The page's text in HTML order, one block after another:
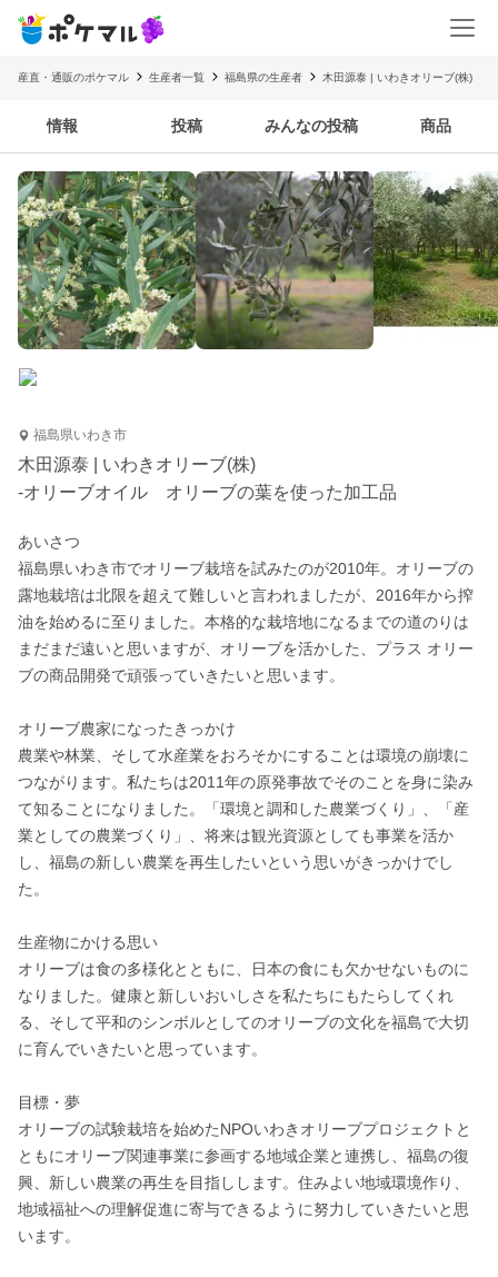
産直・通販のポケマル 生産者一覧 福島県の生産者 木田源泰 | いわきオリーブ(株)
情報 投稿 みんなの投稿 商品
福島県いわき市
木田源泰 | いわきオリーブ(株)
-オリーブオイル オリーブの葉を使った加工品
あいさつ
福島県いわき市でオリーブ栽培を試みたのが2010年。オリーブの
露地栽培は北限を超えて難しいと言われましたが、2016年から搾
油を始めるに至りました。本格的な栽培地になるまでの道のりは
まだまだ遠いと思いますが、オリーブを活かした、プラス オリー
ブの商品開発で頑張っていきたいと思います。
オリーブ農家になったきっかけ
農業や林業、そして水産業をおろそかにすることは環境の崩壊に
つながります。私たちは2011年の原発事故でそのことを身に染み
て知ることになりました。「環境と調和した農業づくり」、「産
業としての農業づくり」、将来は観光資源としても事業を活か
し、福島の新しい農業を再生したいという思いがきっかけでし
た。
生産物にかける思い
オリーブは食の多様化とともに、日本の食にも欠かせないものに
なりました。健康と新しいおいしさを私たちにもたらしてくれ
る、そして平和のシンボルとしてのオリーブの文化を福島で大切
に育んでいきたいと思っています。
目標・夢
オリーブの試験栽培を始めたNPOいわきオリーブプロジェクトと
ともにオリーブ関連事業に参画する地域企業と連携し、福島の復
興、新しい農業の再生を目指しします。住みよい地域環境作り、
地域福祉への理解促進に寄与できるように努力していきたいと思
います。